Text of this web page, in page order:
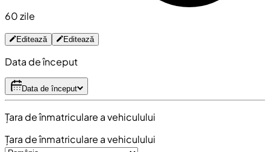
60 zile
Editează Editează
Data de început
Data de început
Țara de înmatriculare a vehiculului
Țara de înmatriculare a vehiculului